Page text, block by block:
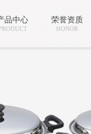
品中心
PRODUCT
荣誉资质
HONOR